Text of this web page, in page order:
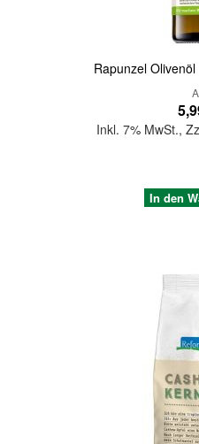
Rapunzel
Inkl. 7% MwSt.,
In den